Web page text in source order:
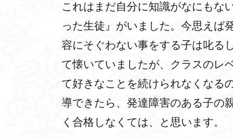
これはまだ自分に知識がなにもな
った生徒』がいました。今思えば
容にそぐわない事をする子は叱る
て懐いていましたが、クラスのレ
て好きなことを続けられなくなる
導できたら、発達障害のある子の
く合格しなくては、と思います。